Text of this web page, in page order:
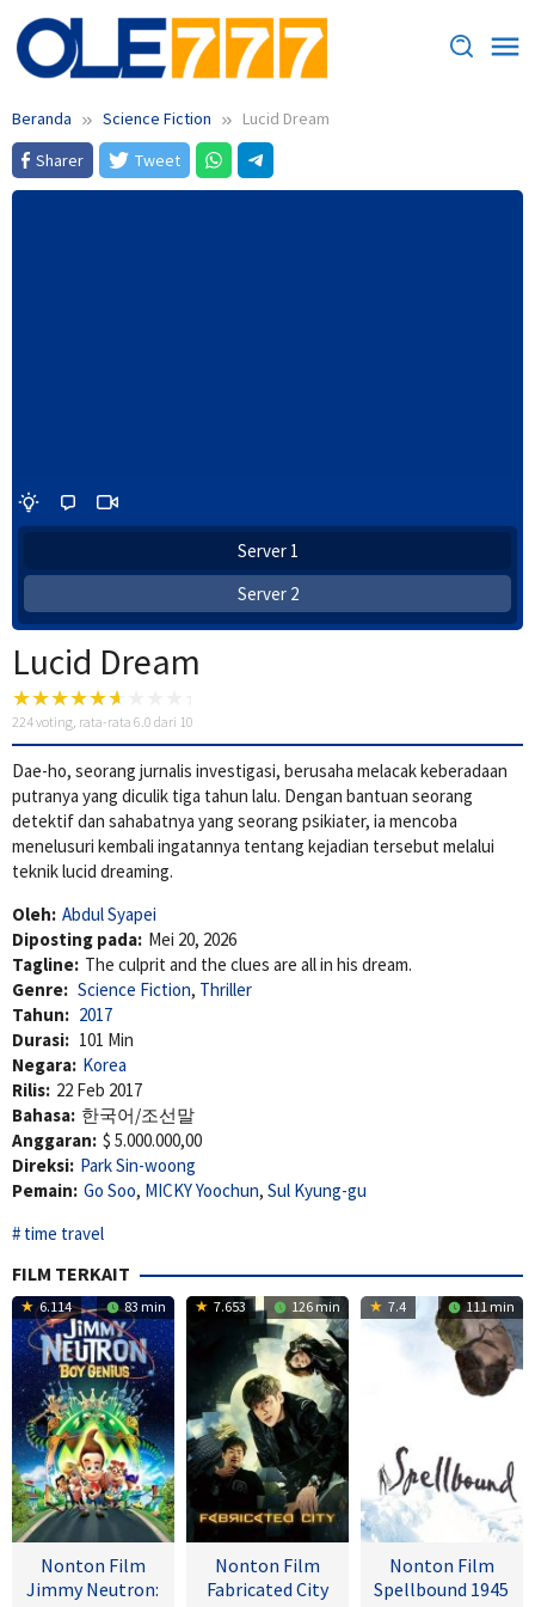
Loncat
ke
konten
Beranda Science Fiction
Lucid Dream
Sharer
Tweet
Server 1
Server 2
Lucid Dream
224voting, rata-rata 6.0 dari 10
Dae-ho, seorang jurnalis investigasi, berusaha melacak keberadaan
putranya yang diculik tiga tahun lalu. Dengan bantuan seorang
detektif dan sahabatnya yang seorang psikiater, ia mencoba
menelusuri kembali ingatannya tentang kejadian tersebut melalui
teknik lucid dreaming.
Oleh: Abdul Syapei
Diposting pada: Mei 20, 2026
Tagline: The culprit and the clues are all in his dream.
Genre: Science Fiction, Thriller
Tahun: 2017
Durasi: 101 Min
Negara: Korea
Rilis: 22 Feb 2017
Bahasa: 한국어/조선말
Anggaran: $ 5.000.000,00
Direksi: Park Sin-woong
Pemain: Go Soo, MICKY Yoochun, Sul Kyung-gu
time travel
FILM TERKAIT
6.114 83 min
Nonton Film
Jimmy Neutron:
7.653 126 min
Nonton Film
Fabricated City
7.4 111 min
Nonton Film
Spellbound 1945